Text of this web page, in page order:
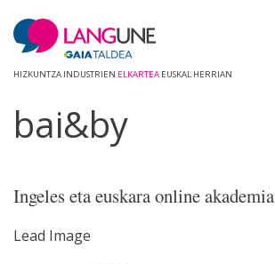
HIZKUNTZA INDUSTRIEN ELKARTEA EUSKAL HERRIAN
bai&by
Ingeles eta euskara online akademia
Lead Image